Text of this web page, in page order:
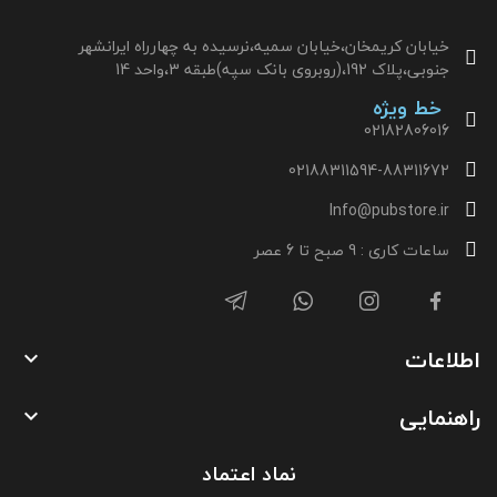
خیابان کریمخان،خیابان سمیه،نرسیده به چهارراه ایرانشهر
جنوبی،پلاک 192،(روبروی بانک سپه)طبقه 3،واحد 14
خط ویژه
02182806016
02188311594-88311672
Info@pubstore.ir
ساعات کاری : 9 صبح تا 6 عصر
اطلاعات 
راهنمایی 
نماد اعتماد